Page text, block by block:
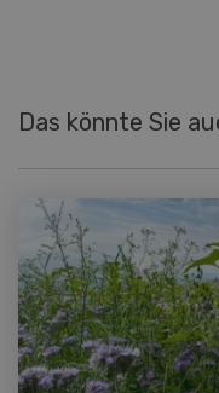
Das könnte Sie